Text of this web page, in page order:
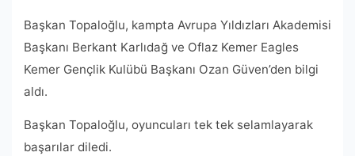
Başkan Topaloğlu, kampta Avrupa Yıldızları Akademisi
Başkanı Berkant Karlıdağ ve Oflaz Kemer Eagles
Kemer Gençlik Kulübü Başkanı Ozan Güven’den bilgi
aldı.
Başkan Topaloğlu, oyuncuları tek tek selamlayarak
başarılar diledi.